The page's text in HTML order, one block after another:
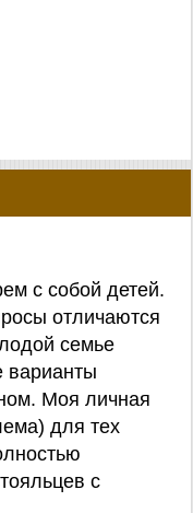
с собой детей.
отличаются
семье
варианты
Моя личная
для тех
с